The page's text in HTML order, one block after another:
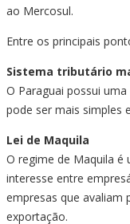
ao Mercosul.
Entre os principais
Sistema tributário
O Paraguai possui
pode ser mais simples
Lei de Maquila
O regime de Maquila é
interesse entre
empresas que avaliam
exportação.